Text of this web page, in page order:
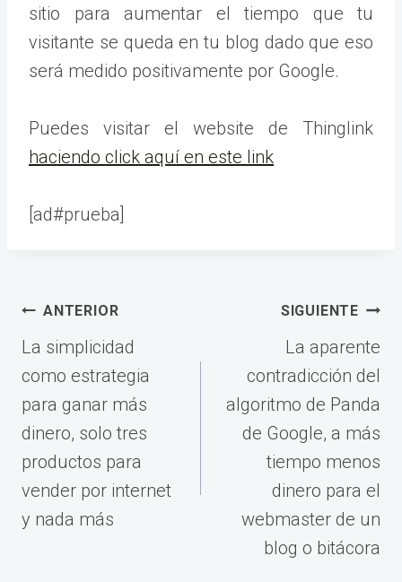
sitio para aumentar el tiempo que tu
visitante se queda en tu blog dado que eso
será medido positivamente por Google.
Puedes visitar el website de Thinglink
haciendo click aquí en este link
[ad#prueba]
Navegación
de
entradas
ANTERIOR
La simplicidad
como estrategia
para ganar más
dinero, solo tres
productos para
vender por internet
y nada más
SIGUIENTE
La aparente
contradicción del
algoritmo de Panda
de Google, a más
tiempo menos
dinero para el
webmaster de un
blog o bitácora